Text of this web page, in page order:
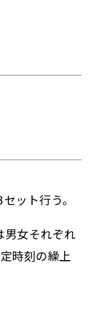
ット行う。
女それぞれ
時刻の繰上